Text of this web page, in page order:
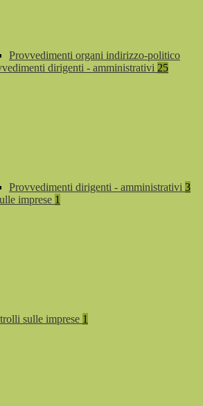
Provvedimenti organi indirizzo-politico
dirigenti - amministrativi 25
Provvedimenti dirigenti - amministrativi 3
imprese 1
sulle imprese 1